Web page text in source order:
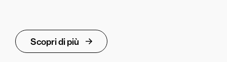
Scopri di più